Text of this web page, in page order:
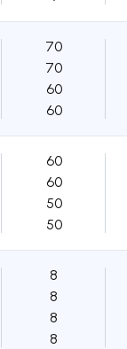
70
70
60
60
60
60
50
50
8
8
8
8